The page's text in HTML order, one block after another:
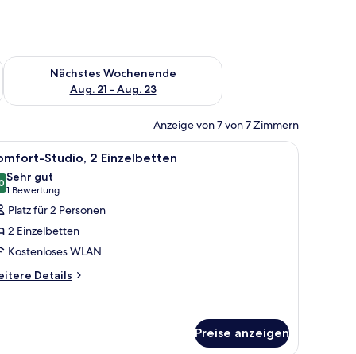
Aug. 14 - Aug. 16.
Nächstes Wochenende
Aug. 21 - Aug. 23
Überprüfe die Verfügbarkeit für nächstes Wochenende, Aug.
Anzeige von 7 von 7 Zimmern
mit Vorhängen und einem Stadtbildposter an der Wand.
mit einem Bett, einem Nachttisch und einem Vorhangfenster.
Ein Hotelzimmer mit zwei Betten, weißen
4 Studio, 2 Einzelbetten
von 10
Sehr gut
1 Bewertung
(1
Bewertung)
Platz für 2 Personen
2 Einzelbetten
Kostenloses WLAN
Details
Preise anzeigen